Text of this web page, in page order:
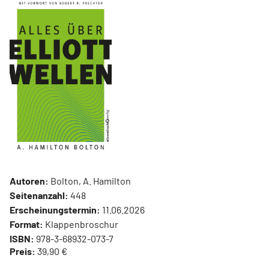
Autoren: Bolton, A. Hamilton
Seitenanzahl: 448
Erscheinungstermin: 11.06.2026
Format: Klappenbroschur
ISBN: 978-3-68932-073-7
Preis: 39,90 €